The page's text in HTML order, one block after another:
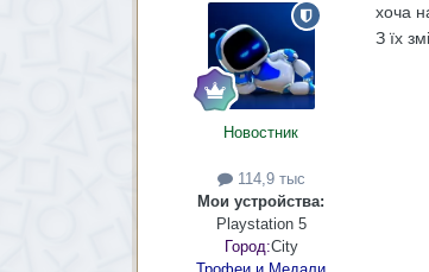
Новостник
114,9 тыс
Мои устройства:
Playstation 5
Город:City
хоча
З їх